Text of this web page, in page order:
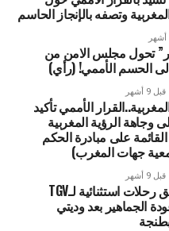
وتصفه بالإنجاز الحاسم
تحول مجلس الامن من
الحسم الأممي! (رأي)
قبل 9 أشهر
الأممي تأكيد
وجاهة الرؤية المغربية
على مبادرة الحكم
جهات المغرب)
قبل 9 أشهر
ONCF يطلق رحلات استثنائية لـTGV
الجماهير بعد وديتي